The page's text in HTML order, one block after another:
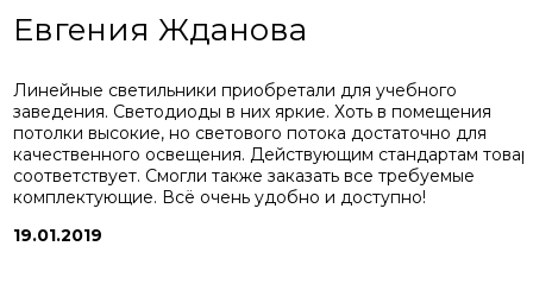
Евгения Жданова
Линейные светильники приобретали для учебного
заведения. Светодиоды в них яркие. Хоть в помещения
потолки высокие, но светового потока достаточно для
качественного освещения. Действующим стандартам товар
соответствует. Смогли также заказать все требуемые
комплектующие. Всё очень удобно и доступно!
19.01.2019